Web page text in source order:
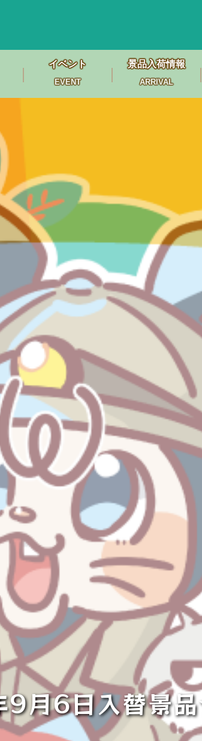
イベント
EVENT
景品入荷情報
ARRIVAL
月6日入替景